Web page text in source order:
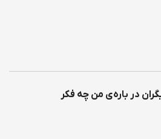
در باره‌ی من چه فكر